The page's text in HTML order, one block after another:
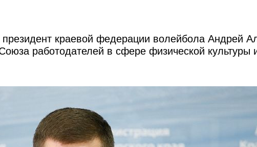
краевой федерации волейбола Андрей
работодателей в сфере физической культуры